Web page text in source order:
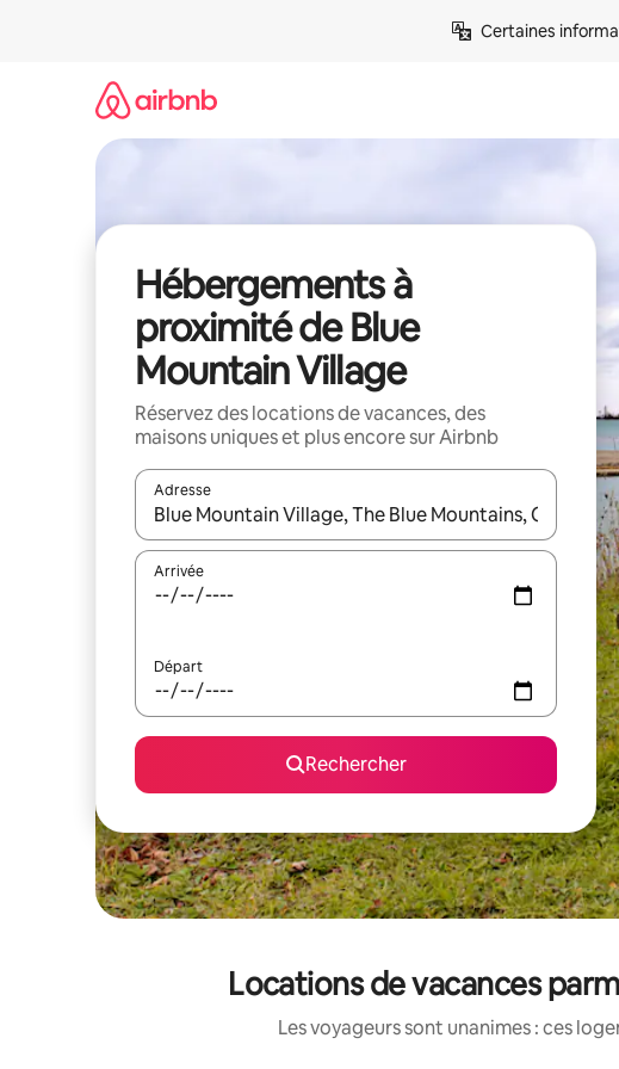
Certaines
Hébergements à
proximité de Blue
Mountain Village
Réservez des locations de vacances, des
maisons uniques et plus encore sur Airbnb
Adresse
Lorsque les résultats s'affichent, utilisez les flèches vers le
Arrivée
Départ
Rechercher
Locations de vacances
Les voyageurs sont unanimes : ces